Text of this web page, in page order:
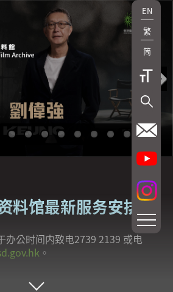
EN
繁
简
Next
料馆最新服务安排
办公时间内致电2739 2139 或电
。